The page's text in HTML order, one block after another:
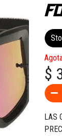
$
LAS